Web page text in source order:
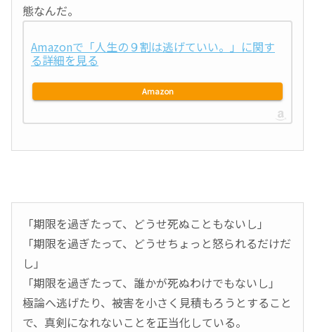
態なんだ。
Amazonで「人生の９割は逃げていい。」に関す
る詳細を見る
Amazon
「期限を過ぎたって、どうせ死ぬこともないし」
「期限を過ぎたって、どうせちょっと怒られるだけだ
し」
「期限を過ぎたって、誰かが死ぬわけでもないし」
極論へ逃げたり、被害を小さく見積もろうとすること
で、真剣になれないことを正当化している。